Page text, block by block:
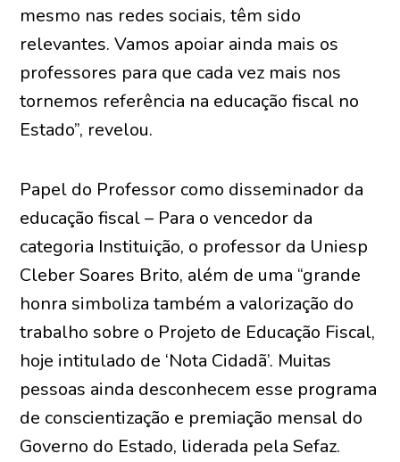
mesmo nas redes sociais, têm sido
relevantes. Vamos apoiar ainda mais os
professores para que cada vez mais nos
tornemos referência na educação fiscal no
Estado”, revelou.
Papel do Professor como disseminador da
educação fiscal – Para o vencedor da
categoria Instituição, o professor da Uniesp
Cleber Soares Brito, além de uma “grande
honra simboliza também a valorização do
trabalho sobre o Projeto de Educação Fiscal,
hoje intitulado de ‘Nota Cidadã’. Muitas
pessoas ainda desconhecem esse programa
de conscientização e premiação mensal do
Governo do Estado, liderada pela Sefaz.